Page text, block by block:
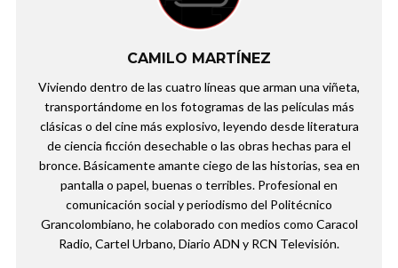
CAMILO MARTÍNEZ
Viviendo dentro de las cuatro líneas que arman una viñeta,
transportándome en los fotogramas de las películas más
clásicas o del cine más explosivo, leyendo desde literatura
de ciencia ficción desechable o las obras hechas para el
bronce. Básicamente amante ciego de las historias, sea en
pantalla o papel, buenas o terribles. Profesional en
comunicación social y periodismo del Politécnico
Grancolombiano, he colaborado con medios como Caracol
Radio, Cartel Urbano, Diario ADN y RCN Televisión.